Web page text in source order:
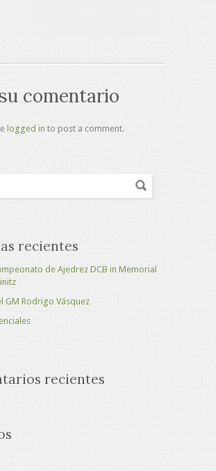
comentario
logged in to post a comment.
recientes
de Ajedrez DCB in Memorial
GM Rodrigo Vásquez
recientes